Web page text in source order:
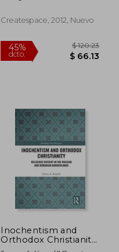
45%
Createspace, 2012, Nuevo
Inochentism and
Orthodox Christianity:
Religious Dissent in